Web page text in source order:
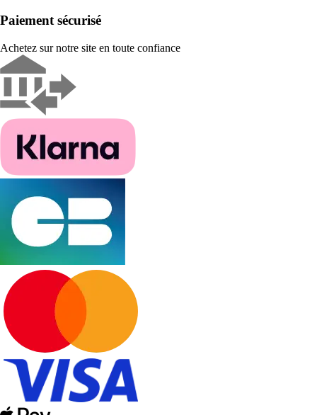
Paiement sécurisé
Achetez sur notre site en toute confiance